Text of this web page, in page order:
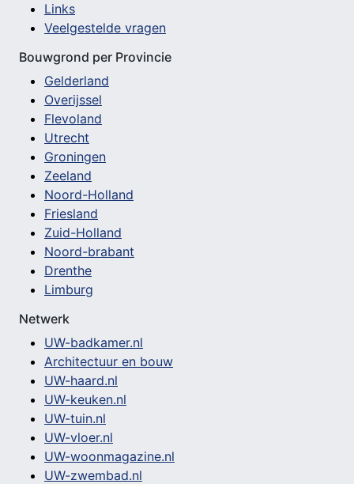
Links
Veelgestelde vragen
Bouwgrond per Provincie
Gelderland
Overijssel
Flevoland
Utrecht
Groningen
Zeeland
Noord-Holland
Friesland
Zuid-Holland
Noord-brabant
Drenthe
Limburg
Netwerk
UW-badkamer.nl
Architectuur en bouw
UW-haard.nl
UW-keuken.nl
UW-tuin.nl
UW-vloer.nl
UW-woonmagazine.nl
UW-zwembad.nl